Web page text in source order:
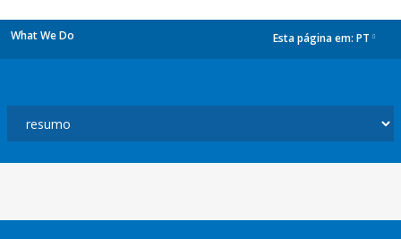
What We Do Esta página em: PT